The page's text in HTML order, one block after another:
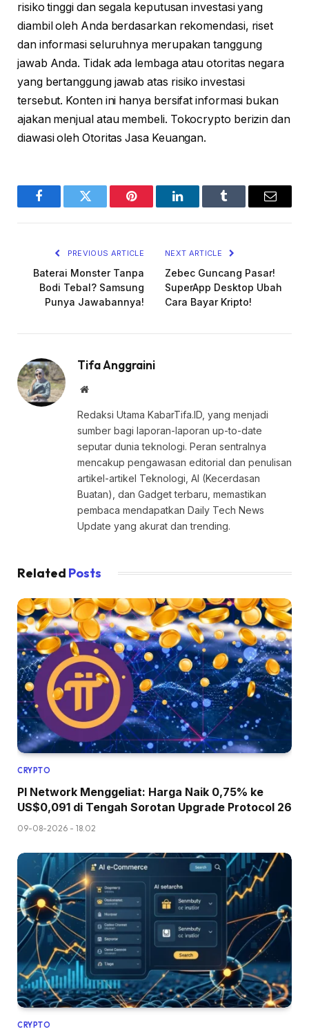
risiko tinggi dan segala keputusan investasi yang
diambil oleh Anda berdasarkan rekomendasi, riset
dan informasi seluruhnya merupakan tanggung
jawab Anda. Tidak ada lembaga atau otoritas negara
yang bertanggung jawab atas risiko investasi
tersebut. Konten ini hanya bersifat informasi bukan
ajakan menjual atau membeli. Tokocrypto berizin dan
diawasi oleh Otoritas Jasa Keuangan.
FacebookTwitter Pinterest LinkedInTumblr Email
PREVIOUS ARTICLE
Baterai Monster Tanpa
Bodi Tebal? Samsung
Punya Jawabannya!
NEXT ARTICLE
Zebec Guncang Pasar!
SuperApp Desktop Ubah
Cara Bayar Kripto!
Tifa Anggraini
Website
Redaksi Utama KabarTifa.ID, yang menjadi
sumber bagi laporan-laporan up-to-date
seputar dunia teknologi. Peran sentralnya
mencakup pengawasan editorial dan penulisan
artikel-artikel Teknologi, AI (Kecerdasan
Buatan), dan Gadget terbaru, memastikan
pembaca mendapatkan Daily Tech News
Update yang akurat dan trending.
Related Posts
CRYPTO
PI Network Menggeliat: Harga Naik 0,75% ke
US$0,091 di Tengah Sorotan Upgrade Protocol 26
09-08-2026 - 18.02
CRYPTO